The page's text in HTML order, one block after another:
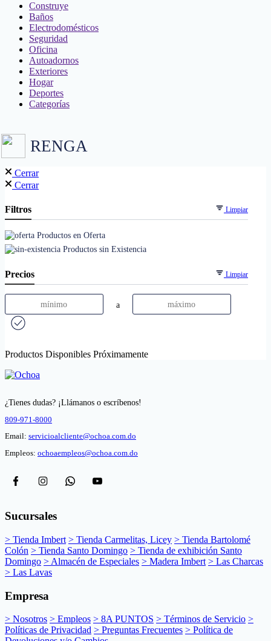
Construye
Baños
Electrodomésticos
Seguridad
Oficina
Autoadornos
Exteriores
Hogar
Deportes
Categorías
RENGA
Cerrar
Cerrar
Filtros Limpiar
Productos en Oferta
Productos sin Existencia
Precios Limpiar
a
Productos Disponibles Próximamente
¿Tienes dudas? ¡Llámanos o escríbenos!
809-971-8000
Email: servicioalcliente@ochoa.com.do
Empleos: ochoaempleos@ochoa.com.do
Sucursales
> Tienda Imbert > Tienda Carmelitas, Licey > Tienda Bartolomé
Colón > Tienda Santo Domingo > Tienda de exhibición Santo
Domingo > Almacén de Especiales > Madera Imbert > Las Charcas
> Las Lavas
Empresa
> Nosotros > Empleos > 8A PUNTOS > Términos de Servicio >
Políticas de Privacidad > Preguntas Frecuentes > Política de